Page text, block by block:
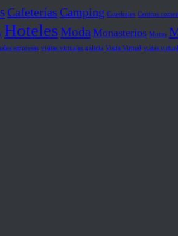
Cafeterías Camping Catedrales Centros
HotelesModa Monasterios Motos
empresas visitas virtuales galicia Visita Virtual vistas